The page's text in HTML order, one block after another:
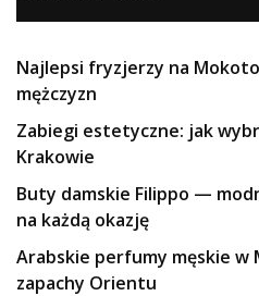
Najlepsi fryzjerzy na
mężczyzn
Zabiegi estetyczne: jak
Krakowie
Buty damskie Filippo —
na każdą okazję
Arabskie perfumy męskie w
zapachy Orientu